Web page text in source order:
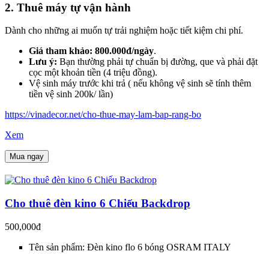
2. Thuê máy tự vận hành
Dành cho những ai muốn tự trải nghiệm hoặc tiết kiệm chi phí.
Giá tham khảo: 800.000đ/ngày.
Lưu ý: Bạn thường phải tự chuẩn bị đường, que và phải đặt
cọc một khoản tiền (4 triệu đồng).
Vệ sinh máy trước khi trả ( nếu không vệ sinh sẽ tính thêm
tiền vệ sinh 200k/ lần)
https://vinadecor.net/cho-thue-may-lam-bap-rang-bo
Xem
Mua ngay
Cho thuê đèn kino 6 Chiếu Backdrop
500,000đ
Tên sản phẩm: Đèn kino flo 6 bóng OSRAM ITALY